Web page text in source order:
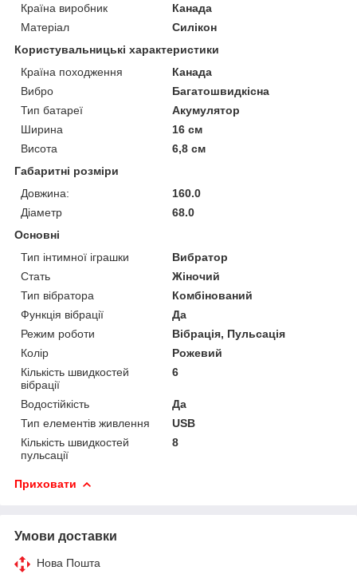
Країна виробник
Канада
Матеріал
Силікон
Користувальницькі характеристики
Країна походження
Канада
Вибро
Багатошвидкісна
Тип батареї
Акумулятор
Ширина
16 см
Висота
6,8 см
Габаритні розміри
Довжина:
160.0
Діаметр
68.0
Основні
Тип інтимної іграшки
Вибратор
Стать
Жіночий
Тип вібратора
Комбінований
Функція вібрації
Да
Режим роботи
Вібрація, Пульсація
Колір
Рожевий
Кількість швидкостей
вібрації
6
Водостійкість
Да
Тип елементів живлення
USB
Кількість швидкостей
пульсації
8
Приховати
Умови доставки
Нова Пошта